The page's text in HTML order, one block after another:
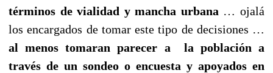
términos de vialidad y mancha urbana … ojalá
los encargados de tomar este tipo de decisiones …
al menos tomaran parecer a la población a
través de un sondeo o encuesta y apoyados en